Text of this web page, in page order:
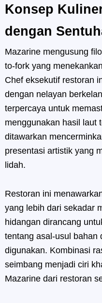
Konsep
dengan
Mazarine mengusung
to-fork yang
Chef eksekutif restoran
dengan nelayan
terpercaya untuk
menggunakan hasil laut
ditawarkan
presentasi artistik yang
lidah.
Restoran ini
yang lebih dari sekadar
hidangan dirancang
tentang asal-usul bahan
digunakan. Kombinasi
seimbang menjadi ciri
Mazarine dari restoran